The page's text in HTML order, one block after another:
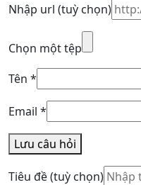
Nhập url (tuỳ chọn)
Chọn một tệp
Tên *
Email *
Lưu câu hỏi
Tiêu đề(tuỳ chọn)